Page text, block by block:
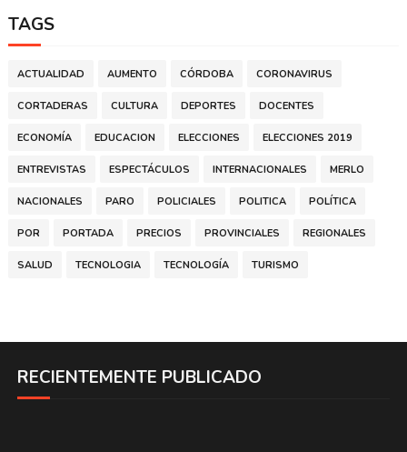
TAGS
ACTUALIDAD AUMENTO CÓRDOBA CORONAVIRUS
CORTADERAS CULTURA DEPORTES DOCENTES
ECONOMÍA EDUCACION ELECCIONES ELECCIONES 2019
ENTREVISTAS ESPECTÁCULOS INTERNACIONALES MERLO
NACIONALES PARO POLICIALES POLITICA POLÍTICA
POR PORTADA PRECIOS PROVINCIALES REGIONALES
SALUD TECNOLOGIA TECNOLOGÍA TURISMO
RECIENTEMENTE PUBLICADO